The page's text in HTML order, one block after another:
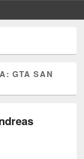
GTA SAN